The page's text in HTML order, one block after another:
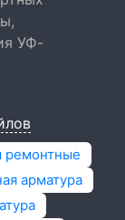
УФ-
ремонтные
арматура